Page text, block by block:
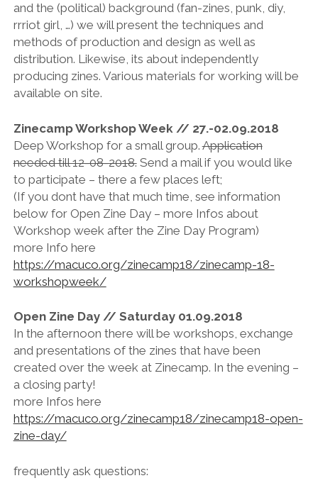
and the (political) background (fan-zines, punk, diy,
rrriot girl, …) we will present the techniques and
methods of production and design as well as
distribution. Likewise, its about independently
producing zines. Various materials for working will be
available on site.
Zinecamp Workshop Week // 27.-02.09.2018
Deep Workshop for a small group.Application
needed till 12-08-2018.Send a mail if you would like
to participate – there a few places left;
(If you dont have that much time, see information
below for Open Zine Day – more Infos about
Workshop week after the Zine Day Program)
more Info here
https://macuco.org/zinecamp18/zinecamp-18-
workshopweek/
Open Zine Day // Saturday 01.09.2018
In the afternoon there will be workshops, exchange
and presentations of the zines that have been
created over the week at Zinecamp. In the evening –
a closing party!
more Infos here
https://macuco.org/zinecamp18/zinecamp18-open-
zine-day/
frequently ask questions: